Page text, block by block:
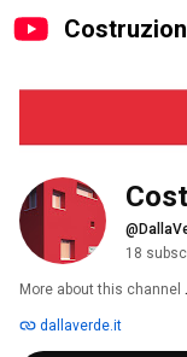
18
More about this channel
dallaverde.it